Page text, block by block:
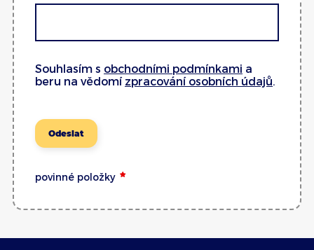
Souhlasím s obchodními podmínkami a
beru na vědomí zpracování osobních údajů
Odeslat
povinné položky